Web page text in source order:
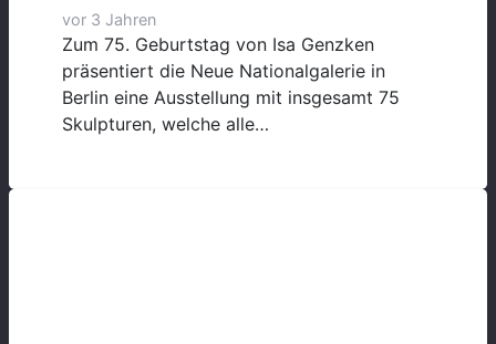
vor 3 Jahren
Zum 75. Geburtstag von Isa Genzken
präsentiert die Neue Nationalgalerie in
Berlin eine Ausstellung mit insgesamt 75
Skulpturen, welche alle…